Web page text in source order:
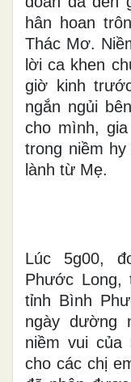
hân hoan
Thác Mơ.
lời ca khen
giờ kinh
ngắn ngủi
cho mình,
trong niềm
lành từ Mẹ.
Lúc 5g00,
Phước Long,
tỉnh Bình
ngày dường
niềm vui
cho các chị